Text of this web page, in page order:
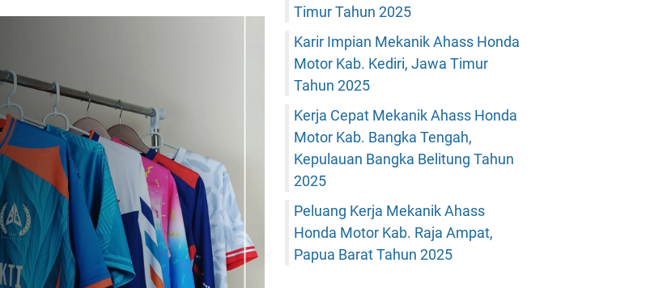
Timur Tahun 2025
Karir Impian Mekanik Ahass Honda
Motor Kab. Kediri, Jawa Timur
Tahun 2025
Kerja Cepat Mekanik Ahass Honda
Motor Kab. Bangka Tengah,
Kepulauan Bangka Belitung Tahun
2025
Peluang Kerja Mekanik Ahass
Honda Motor Kab. Raja Ampat,
Papua Barat Tahun 2025